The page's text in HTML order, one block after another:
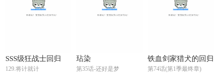
SSS级狂战士回归
129.将计就计
玷染
第35话-还好是梦
铁血剑家猎犬的回归
第74话(第1季最终章)